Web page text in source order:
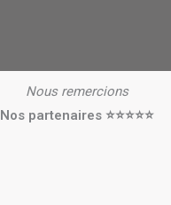
Nous remercions
Nos partenaires ⭐⭐⭐⭐⭐